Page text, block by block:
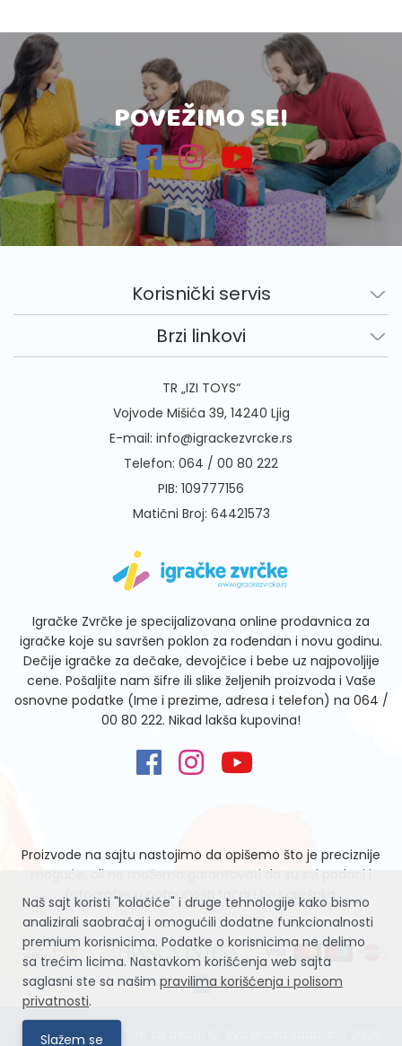
Naš sajt koristi "kolačiće" i druge tehnologije kako bismo
analizirali saobraćaj i omogućili dodatne funkcionalnosti
premium korisnicima. Podatke o korisnicima ne delimo
sa trećim licima. Nastavkom korišćenja web sajta
saglasni ste sa našim pravilima korišćenja i polisom
privatnosti.
Slažem se
POVEŽIMO SE!
Korisnički servis
Brzi linkovi
TR „IZI TOYS“
Vojvode Mišića 39, 14240 Ljig
E-mail: info@igrackezvrcke.rs
Telefon: 064 / 00 80 222
PIB: 109777156
Matični Broj: 64421573
Igračke Zvrčke je specijalizovana online prodavnica za
igračke koje su savršen poklon za rođendan i novu godinu.
Dečije igračke za dečake, devojčice i bebe uz najpovoljije
cene. Pošaljite nam šifre ili slike željenih proizvoda i Vaše
osnovne podatke (Ime i prezime, adresa i telefon) na 064 /
00 80 222. Nikad lakša kupovina!
Proizvode na sajtu nastojimo da opišemo što je preciznije
moguće, ali ne možemo garantovati da su svi podaci i
fotografije u potpunosti tačni i bez grešaka.
Igračke Zvrčke – Sve za decu! ©. Sva prava zadržana 2026.